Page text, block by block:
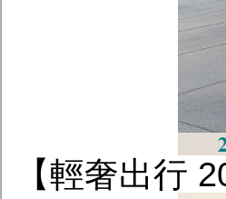
【輕奢出行